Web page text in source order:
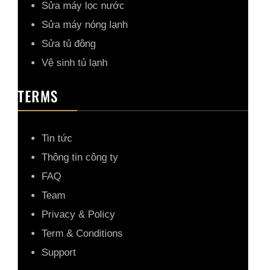
Sửa máy lọc nước
Sửa máy nóng lạnh
Sửa tủ đông
Vệ sinh tủ lạnh
TERMS
Tin tức
Thông tin công ty
FAQ
Team
Privacy & Policy
Term & Conditions
Support